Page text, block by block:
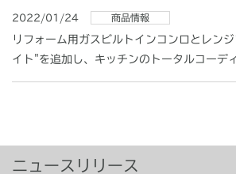
ニュースリリース
2022/01/24 商品情報
リフォーム用ガスビルトインコンロとレン
イト"を追加し、キッチンのトータルコーデ